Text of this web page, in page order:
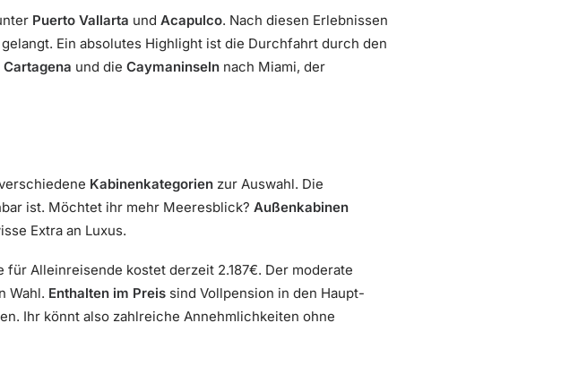
Puerto Vallarta und Acapulco. Nach diesen Erlebnissen
Ein absolutes Highlight ist die Durchfahrt durch den
Cartagena und die Caymaninseln nach Miami, der
Kabinenkategorien zur Auswahl. Die
ist. Möchtet ihr mehr Meeresblick? Außenkabinen
Extra an Luxus.
Alleinreisende kostet derzeit 2.187€. Der moderate
Wahl. Enthalten im Preis sind Vollpension in den Haupt-
Ihr könnt also zahlreiche Annehmlichkeiten ohne